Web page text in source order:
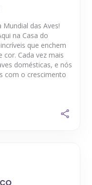
das Aves!
na Casa do
que enchem
cor. Cada vez mais
domésticas, e nós
com o crescimento